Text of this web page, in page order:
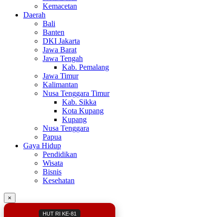
Kemacetan
Daerah
Bali
Banten
DKI Jakarta
Jawa Barat
Jawa Tengah
Kab. Pemalang
Jawa Timur
Kalimantan
Nusa Tenggara Timur
Kab. Sikka
Kota Kupang
Kupang
Nusa Tenggara
Papua
Gaya Hidup
Pendidikan
Wisata
Bisnis
Kesehatan
×
HUT RI KE-81